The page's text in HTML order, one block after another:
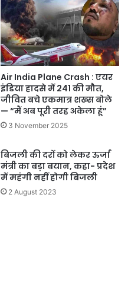
Air India Plane Crash : एयर
इंडिया हादसे में 241 की मौत,
जीवित बचे एकमात्र शख्स बोले
— “मैं अब पूरी तरह अकेला हूं”
3 November 2025
बिजली की दरों को लेकर ऊर्जा
मंत्री का बड़ा बयान, कहा- प्रदेश
में महंगी नहीं होगी बिजली
2 August 2023